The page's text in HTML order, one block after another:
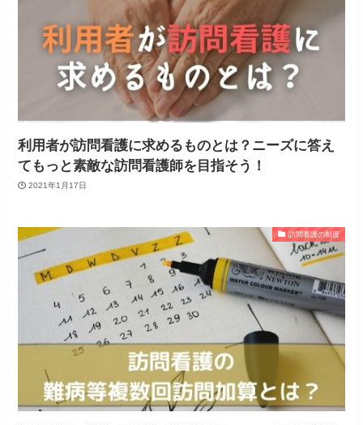
利用者が訪問看護に求めるものとは？ニーズに答え
てもっと素敵な訪問看護師を目指そう！
2021年1月17日
訪問看護の制度